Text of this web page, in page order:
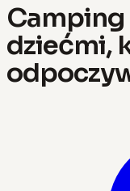
Camping
dziećmi,